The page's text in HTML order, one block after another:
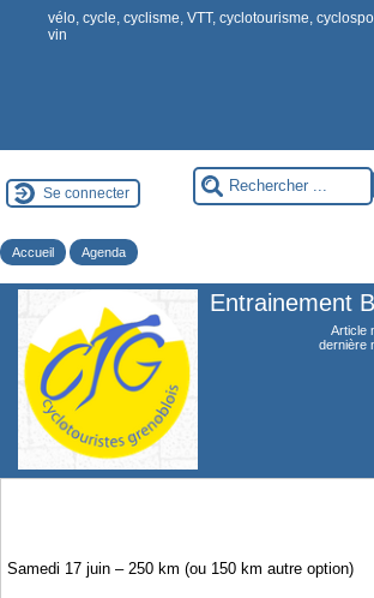
vélo, cycle, cyclisme, VTT, cyclotourisme,
vin
Se connecter
Accueil Agenda
Entrainement
Article
dernière
Samedi 17 juin – 250 km (ou 150 km autre option)